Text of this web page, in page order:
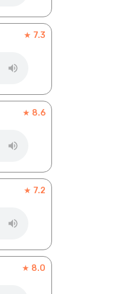
★ 7.3
★ 8.6
★ 7.2
★ 8.0